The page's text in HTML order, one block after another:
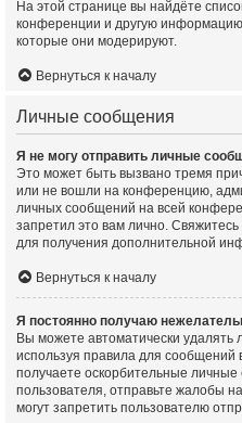
На этой странице вы найдёте
конференции и другую
которые они модерируют.
Вернуться к началу
Личные сообщения
Я не могу отправить личные
Это может быть вызвано тремя
или не вошли на конференцию,
личных сообщений на всей
запретил это вам лично.
для получения дополнительной
Вернуться к началу
Я постоянно получаю
Вы можете автоматически
используя правила для
получаете оскорбительные личные
пользователя, отправьте жалобы
могут запретить пользователю